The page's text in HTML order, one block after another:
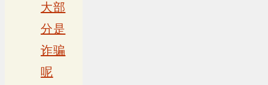
大部
分是
诈骗
呢